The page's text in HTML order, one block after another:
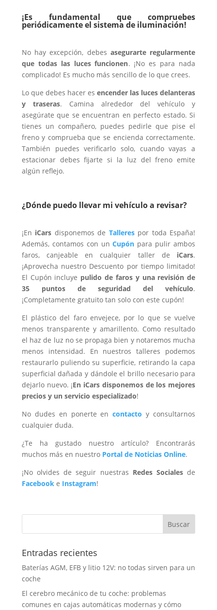
¡Es fundamental que compruebes
periódicamente el sistema de iluminación!
No hay excepción, debes asegurarte regularmente
que todas las luces funcionen. ¡No es para nada
complicado! Es mucho más sencillo de lo que crees.
Lo que debes hacer esencender las luces delanteras
y traseras. Camina alrededor del vehículo y
asegúrate que se encuentran en perfecto estado. Si
tienes un compañero, puedes pedirle que pise el
freno y comprueba que se encienda correctamente.
También puedes verificarlo solo, cuando vayas a
estacionar debes fijarte si la luz del freno emite
algún reflejo.
¿Dónde puedo llevar mi vehículo a revisar?
¡En iCars disponemos de Tallerespor toda España!
Además, contamos con unCupón para pulir ambos
faros, canjeable en cualquier taller de iCars.
¡Aprovecha nuestro Descuento por tiempo limitado!
El Cupón incluye pulido de faros y una revisión de
35 puntos de seguridad del vehículo.
¡Completamente gratuito tan solo con este cupón!
El plástico del faro envejece, por lo que se vuelve
menos transparente y amarillento. Como resultado
el haz de luz no se propaga bien y notaremos mucha
menos intensidad. En nuestros talleres podemos
restaurarlo puliendo su superficie, retirando la capa
superficial dañada y dándole el brillo necesario para
dejarlo nuevo. ¡En iCars disponemos de los mejores
precios y un servicio especializado!
No dudes en ponerte encontacto y consultarnos
cualquier duda.
¿Te ha gustado nuestro artículo? Encontrarás
muchos más en nuestro Portal de Noticias Online.
¡No olvides de seguir nuestras Redes Sociales de
Facebooke Instagram!
Entradas recientes
Baterías AGM, EFB y litio 12V: no todas sirven para un
coche
El cerebro mecánico de tu coche: problemas
comunes en cajas automáticas modernas y cómo